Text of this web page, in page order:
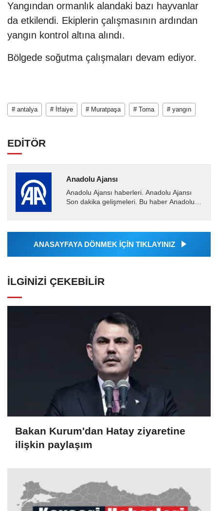
Yangından ormanlık alandaki bazı hayvanlar
da etkilendi. Ekiplerin çalışmasının ardından
yangın kontrol altına alındı.
Bölgede soğutma çalışmaları devam ediyor.
# antalya # İtfaiye # Muratpaşa # Toma # yangın
EDİTÖR
Anadolu Ajansı
Anadolu Ajansı haberleri. Anadolu Ajansı
Son dakika gelişmeleri. Bu haber Anadolu
Ajansı tarafından...
ANASAYFAYA DÖNMEK İÇİN TIKLAYINIZ
İLGINIZI ÇEKEBILIR
Bakan Kurum'dan Hatay ziyaretine
ilişkin paylaşım